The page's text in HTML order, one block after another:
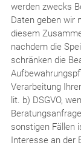
werden zwecks
Daten geben wir
diesem
nachdem die
schränken die
Verarbeitung
lit. b) DSGVO,
sonstigen Fällen
Interesse an der